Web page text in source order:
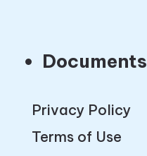
Documents
Privacy Policy
Terms of Use